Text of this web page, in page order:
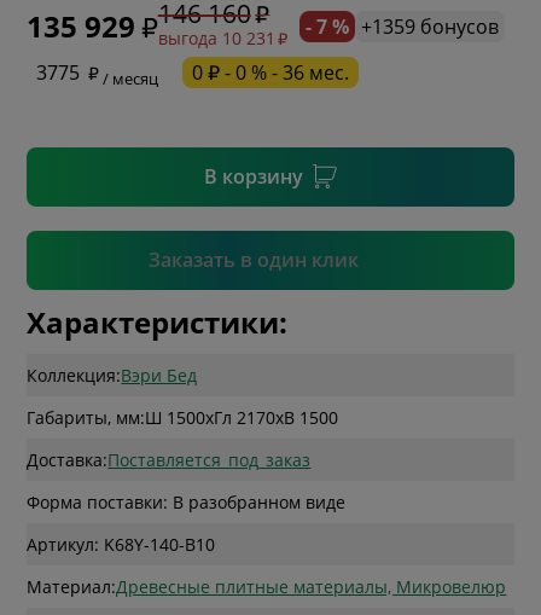
135 929 146 160
выгода 10 231 - 7 % +1359 бонусов
3775
/ месяц 0 ₽ - 0 % - 36 мес.
В корзину
Заказать в один клик
* необязательное поле
Подтвердить
Характеристики:
Коллекция:Вэри Бед
Габариты, мм:Ш 1500xГл 2170xВ 1500
Доставка:Поставляется_под_заказ
Форма поставки: В разобранном виде
Артикул: K68Y-140-B10
Материал:Древесные плитные материалы, Микровелюр